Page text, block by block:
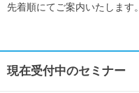
先着順にてご案内いたします。
現在受付中のセミナー